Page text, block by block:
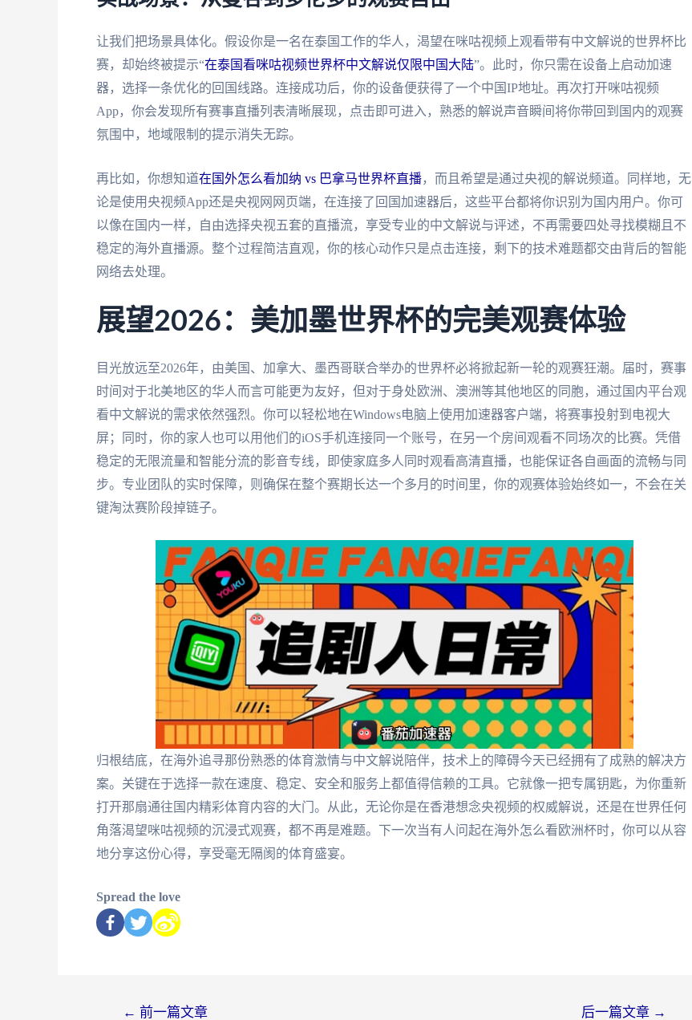
让我们把场景具体化。假设你是一名在泰国工作的华人，渴望在咪咕视频上观看带有中文解说的世界杯比
赛，却始终被提示“在泰国看咪咕视频世界杯中文解说仅限中国大陆”。此时，你只需在设备上启动加速
器，选择一条优化的回国线路。连接成功后，你的设备便获得了一个中国IP地址。再次打开咪咕视频
App，你会发现所有赛事直播列表清晰展现，点击即可进入，熟悉的解说声音瞬间将你带回到国内的观赛
氛围中，地域限制的提示消失无踪。
再比如，你想知道在国外怎么看加纳 vs 巴拿马世界杯直播，而且希望是通过央视的解说频道。同样地，无
论是使用央视频App还是央视网网页端，在连接了回国加速器后，这些平台都将你识别为国内用户。你可
以像在国内一样，自由选择央视五套的直播流，享受专业的中文解说与评述，不再需要四处寻找模糊且不
稳定的海外直播源。整个过程简洁直观，你的核心动作只是点击连接，剩下的技术难题都交由背后的智能
网络去处理。
展望2026：美加墨世界杯的完美观赛体验
目光放远至2026年，由美国、加拿大、墨西哥联合举办的世界杯必将掀起新一轮的观赛狂潮。届时，赛事
时间对于北美地区的华人而言可能更为友好，但对于身处欧洲、澳洲等其他地区的同胞，通过国内平台观
看中文解说的需求依然强烈。你可以轻松地在Windows电脑上使用加速器客户端，将赛事投射到电视大
屏；同时，你的家人也可以用他们的iOS手机连接同一个账号，在另一个房间观看不同场次的比赛。凭借
稳定的无限流量和智能分流的影音专线，即使家庭多人同时观看高清直播，也能保证各自画面的流畅与同
步。专业团队的实时保障，则确保在整个赛期长达一个多月的时间里，你的观赛体验始终如一，不会在关
键淘汰赛阶段掉链子。
归根结底，在海外追寻那份熟悉的体育激情与中文解说陪伴，技术上的障碍今天已经拥有了成熟的解决方
案。关键在于选择一款在速度、稳定、安全和服务上都值得信赖的工具。它就像一把专属钥匙，为你重新
打开那扇通往国内精彩体育内容的大门。从此，无论你是在香港想念央视频的权威解说，还是在世界任何
角落渴望咪咕视频的沉浸式观赛，都不再是难题。下一次当有人问起在海外怎么看欧洲杯时，你可以从容
地分享这份心得，享受毫无隔阂的体育盛宴。
Spread the love
← 前一篇文章 后一篇文章 →